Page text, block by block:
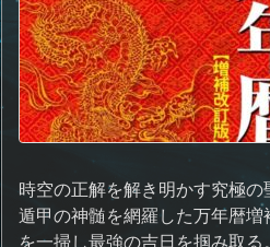
時空の正解を解き明かす究極
遁甲の神髄を網羅した万年暦増
を一掃し最強の吉日を掴み取